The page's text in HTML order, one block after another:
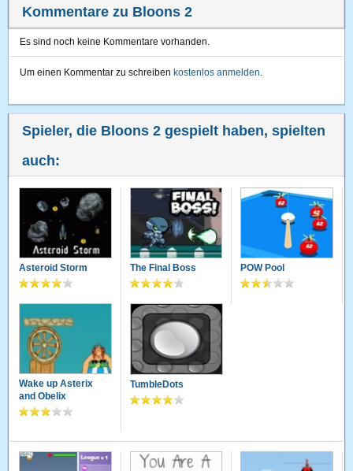
Kommentare zu Bloons 2
Es sind noch keine Kommentare vorhanden.
Um einen Kommentar zu schreiben kostenlos anmelden.
Spieler, die Bloons 2 gespielt haben, spielten
auch:
Asteroid Storm The Final Boss POW Pool
Wake up Asterix
and Obelix
TumbleDots